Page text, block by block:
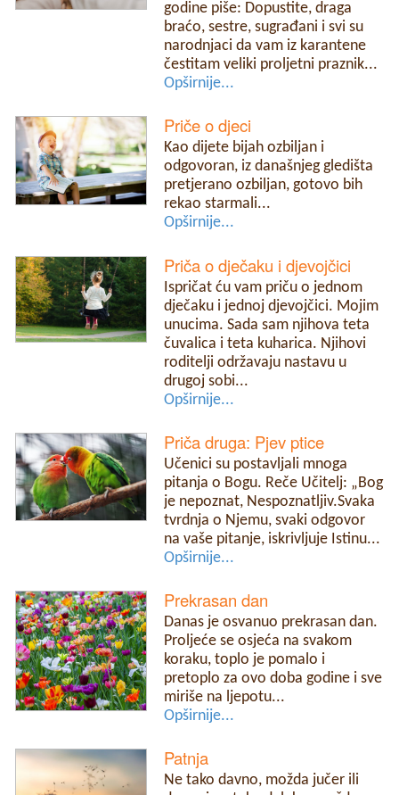
godine piše: Dopustite, draga
braćo, sestre, sugrađani i svi su
narodnjaci da vam iz karantene
čestitam veliki proljetni praznik...
Opširnije...
Priče o djeci
Kao dijete bijah ozbiljan i
odgovoran, iz današnjeg gledišta
pretjerano ozbiljan, gotovo bih
rekao starmali...
Opširnije...
Priča o dječaku i djevojčici
Ispričat ću vam priču o jednom
dječaku i jednoj djevojčici. Mojim
unucima. Sada sam njihova teta
čuvalica i teta kuharica. Njihovi
roditelji održavaju nastavu u
drugoj sobi...
Opširnije...
Priča druga: Pjev ptice
Učenici su postavljali mnoga
pitanja o Bogu. Reče Učitelj: „Bog
je nepoznat, Nespoznatljiv.Svaka
tvrdnja o Njemu, svaki odgovor
na vaše pitanje, iskrivljuje Istinu...
Opširnije...
Prekrasan dan
Danas je osvanuo prekrasan dan.
Proljeće se osjeća na svakom
koraku, toplo je pomalo i
pretoplo za ovo doba godine i sve
miriše na ljepotu...
Opširnije...
Patnja
Ne tako davno, možda jučer ili